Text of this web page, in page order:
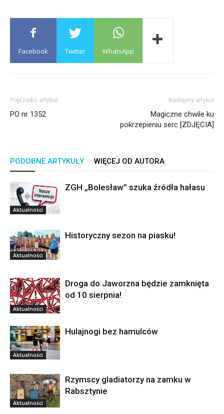
Facebook Twitter WhatsApp
Poprzedni artykuł
PO nr 1352
Następny artykuł
Magiczne chwile ku
pokrzepieniu serc [ZDJĘCIA]
PODOBNE ARTYKUŁY WIĘCEJ OD AUTORA
Aktualności
ZGH „Bolesław” szuka źródła hałasu
Aktualności
Historyczny sezon na piasku!
Aktualności
Droga do Jaworzna będzie zamknięta
od 10 sierpnia!
Aktualności
Hulajnogi bez hamulców
Aktualności
Rzymscy gladiatorzy na zamku w
Rabsztynie